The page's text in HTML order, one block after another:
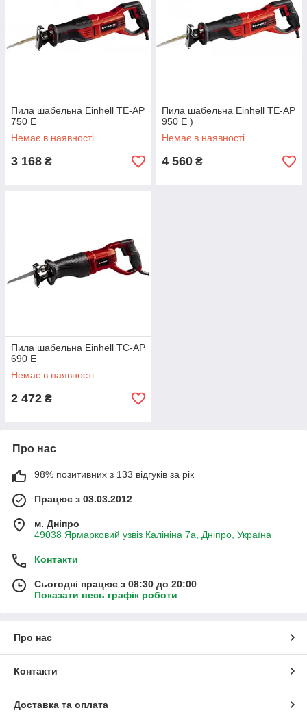
Пила шабельна Einhell TE-AP
750 E
Немає в наявності
3 168 ₴
Пила шабельна Einhell TE-AP
950 E )
Немає в наявності
4 560 ₴
Пила шабельна Einhell TС-AP
690 E
Немає в наявності
2 472 ₴
Про нас
98% позитивних з 133 відгуків за рік
Працює з 03.03.2012
м. Дніпро
49038 Ярмарковий узвіз Калініна 7а, Дніпро, Україна
Контакти
Сьогодні працює з 08:30 до 20:00
Показати весь графік роботи
Про нас
Контакти
Доставка та оплата